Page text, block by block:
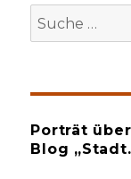
Suche
nach:
Porträt
Blog